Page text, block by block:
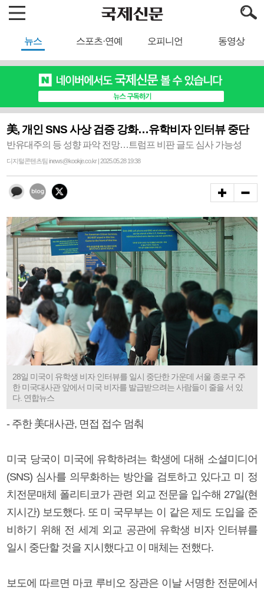
뉴스 스포츠·연예 오피니언 동영상
美, 개인 SNS 사상 검증 강화…유학비자 인터뷰 중단
반유대주의 등 성향 파악 전망…트럼프 비판 글도 심사 가능성
디지털콘텐츠팀 inews@kookje.co.kr | 2025.05.28 19:38
28일 미국이 유학생 비자 인터뷰를 일시 중단한 가운데 서울 종로구 주
한 미국대사관 앞에서 미국 비자를 발급받으려는 사람들이 줄을 서 있
다. 연합뉴스
- 주한 美대사관, 면접 접수 멈춰
미국 당국이 미국에 유학하려는 학생에 대해 소셜미디어
(SNS) 심사를 의무화하는 방안을 검토하고 있다고 미 정
치전문매체 폴리티코가 관련 외교 전문을 입수해 27일(현
지시간) 보도했다. 또 미 국무부는 이 같은 제도 도입을 준
비하기 위해 전 세계 외교 공관에 유학생 비자 인터뷰를
일시 중단할 것을 지시했다고 이 매체는 전했다.
보도에 따르면 마코 루비오 장관은 이날 서명한 전문에서